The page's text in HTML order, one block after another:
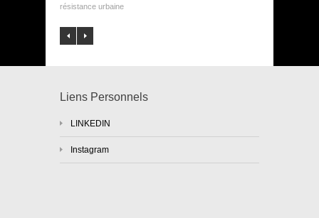
résistance urbaine
Liens Personnels
LINKEDIN
Instagram